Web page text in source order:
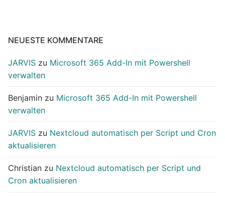
NEUESTE KOMMENTARE
JARVIS zu Microsoft 365 Add-In mit Powershell
verwalten
Benjamin zu Microsoft 365 Add-In mit Powershell
verwalten
JARVIS zu Nextcloud automatisch per Script und Cron
aktualisieren
Christian zu Nextcloud automatisch per Script und
Cron aktualisieren